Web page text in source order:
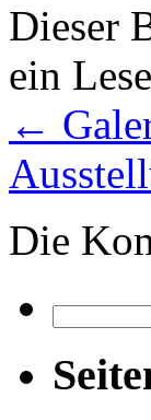
Dieser
ein
←
Die
nach: